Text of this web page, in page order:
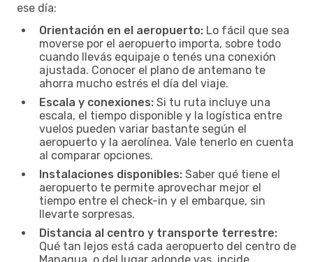
ese día:
Orientación en el aeropuerto: Lo fácil que sea
moverse por el aeropuerto importa, sobre todo
cuando llevás equipaje o tenés una conexión
ajustada. Conocer el plano de antemano te
ahorra mucho estrés el día del viaje.
Escala y conexiones: Si tu ruta incluye una
escala, el tiempo disponible y la logística entre
vuelos pueden variar bastante según el
aeropuerto y la aerolínea. Vale tenerlo en cuenta
al comparar opciones.
Instalaciones disponibles: Saber qué tiene el
aeropuerto te permite aprovechar mejor el
tiempo entre el check-in y el embarque, sin
llevarte sorpresas.
Distancia al centro y transporte terrestre:
Qué tan lejos está cada aeropuerto del centro de